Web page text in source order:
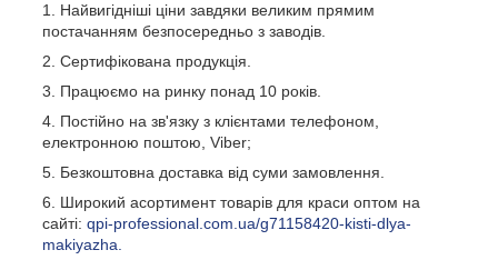
Найвигідніші ціни завдяки великим прямим
постачанням безпосередньо з заводів.
Сертифікована продукція.
Працюємо на ринку понад 10 років.
Постійно на зв'язку з клієнтами телефоном,
електронною поштою, Viber;
Безкоштовна доставка від суми замовлення.
Широкий асортимент товарів для краси оптом на
сайті: qpi-professional.com.ua/g71158420-kisti-dlya-
makiyazha.